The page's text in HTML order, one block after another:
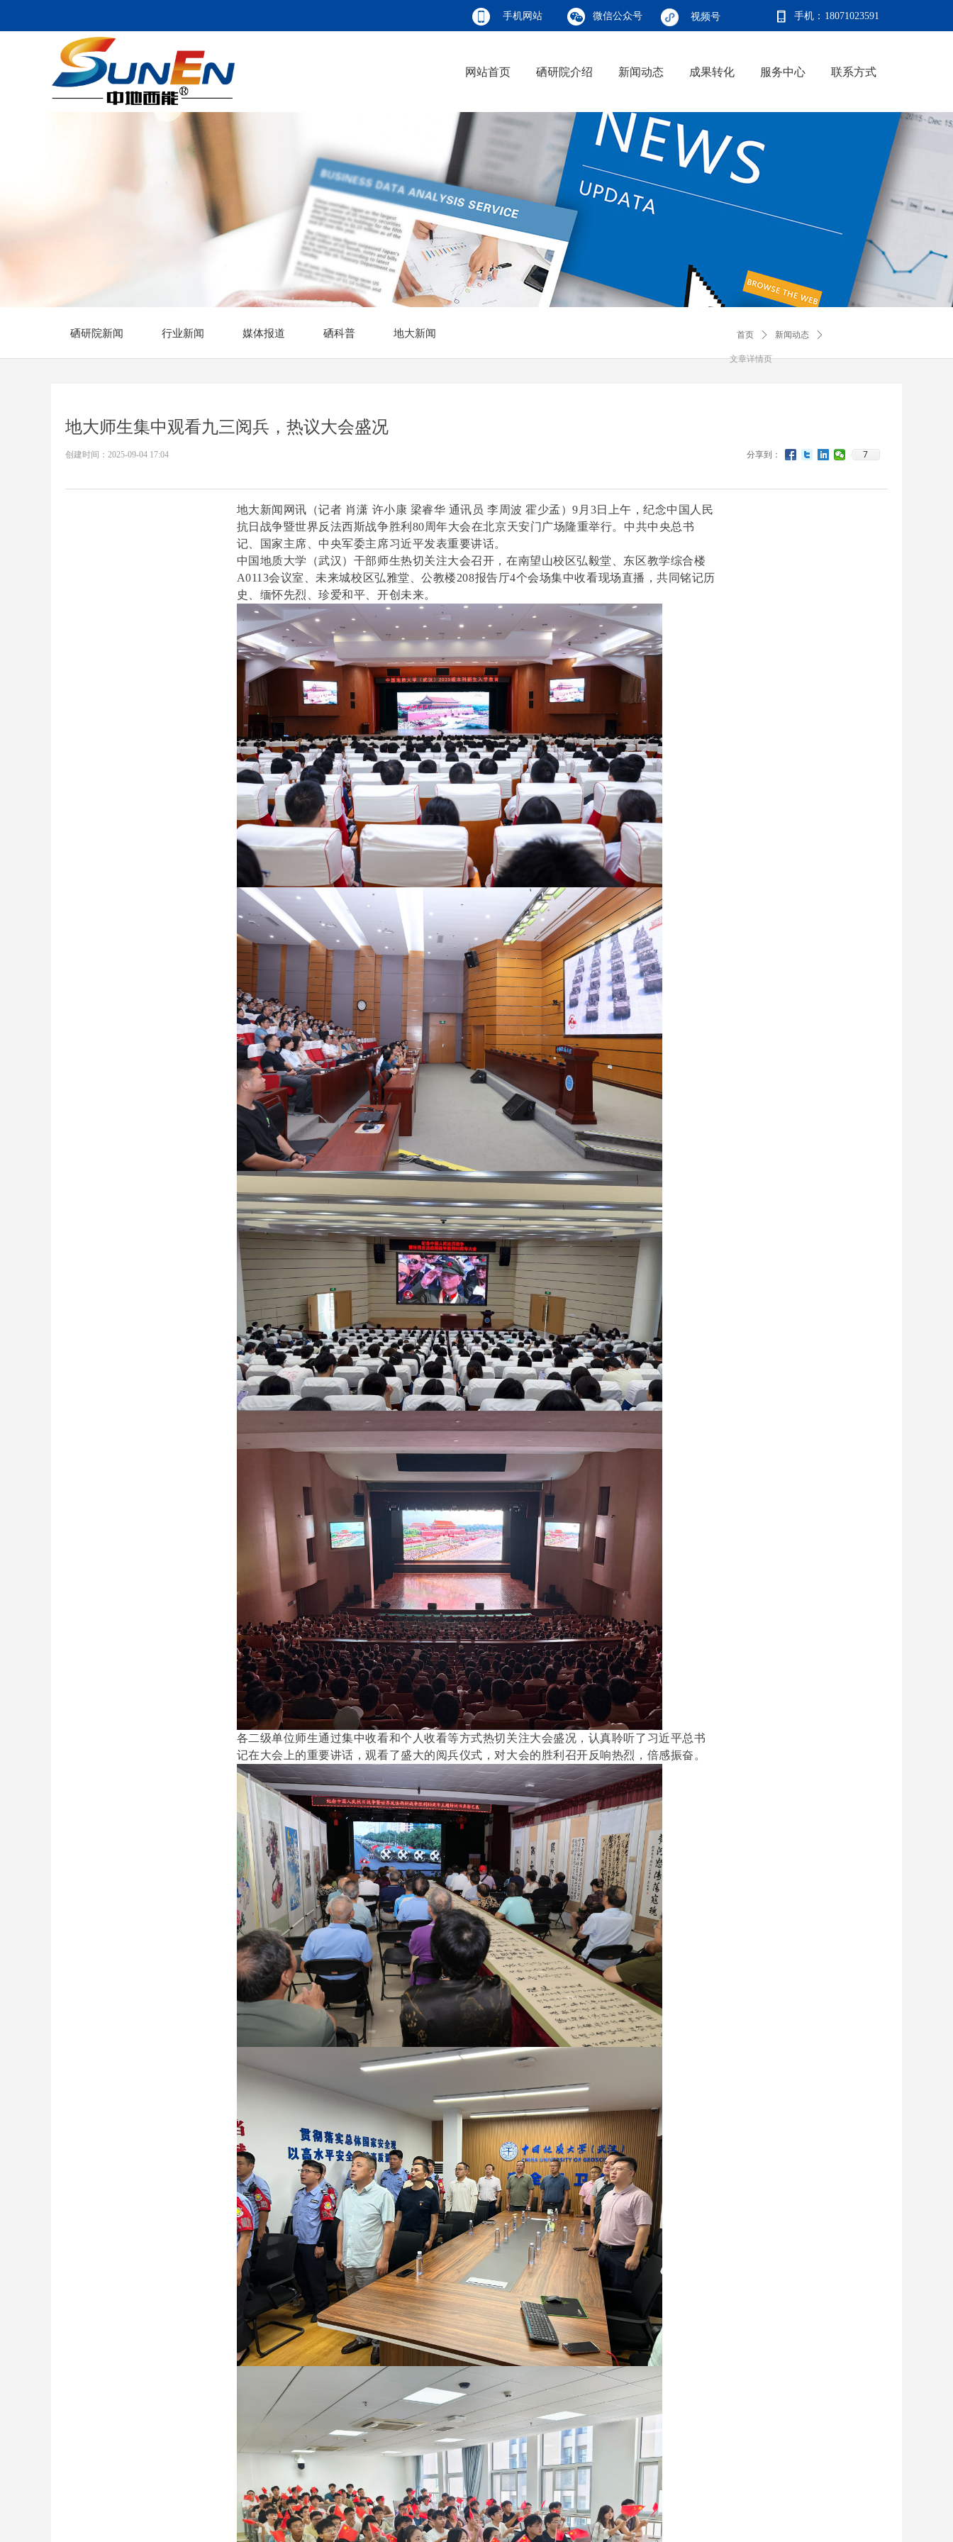
网站首页 硒研院介绍 新闻动态 成果转化 服务中心 联系方式
手机： 18071023591
手机网站 微信公众号 视频号
地大师生集中观看九三阅兵，热议大会盛况
地大新闻网讯（记者 肖潇 许小康 梁睿华 通讯员 李周波 霍少孟）9月3日上午，纪念中国人民
抗日战争暨世界反法西斯战争胜利80周年大会在北京天安门广场隆重举行。中共中央总书
记、国家主席、中央军委主席习近平发表重要讲话。
中国地质大学（武汉）干部师生热切关注大会召开，在南望山校区弘毅堂、东区教学综合楼
A0113会议室、未来城校区弘雅堂、公教楼208报告厅4个会场集中收看现场直播，共同铭记历
史、缅怀先烈、珍爱和平、开创未来。
各二级单位师生通过集中收看和个人收看等方式热切关注大会盛况，认真聆听了习近平总书
记在大会上的重要讲话，观看了盛大的阅兵仪式，对大会的胜利召开反响热烈，倍感振奋。
创建时间： 2025-09-04 17:04 分享到： 7
硒研院新闻 行业新闻 媒体报道 硒科普 地大新闻 首页 ꄲ 新闻动态 ꄲ
文章详情页